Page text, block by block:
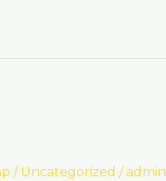
/ Uncategorized /admin